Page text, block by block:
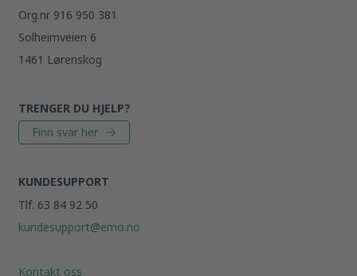
Org.nr 916 950 381
Solheimveien 6
1461 Lørenskog
TRENGER DU HJELP?
Finn svar her
KUNDESUPPORT
Tlf. 63 84 92 50
kundesupport@emo.no
Kontakt oss